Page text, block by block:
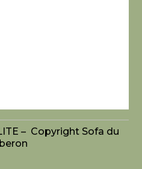
– Copyright Sofa du